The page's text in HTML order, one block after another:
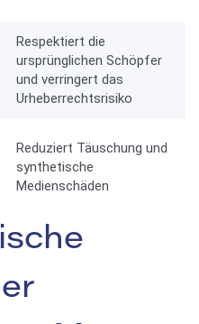
Respektiert die
ursprünglichen Schöpfer
und verringert das
Urheberrechtsrisiko
Reduziert Täuschung und
synthetische
Medienschäden